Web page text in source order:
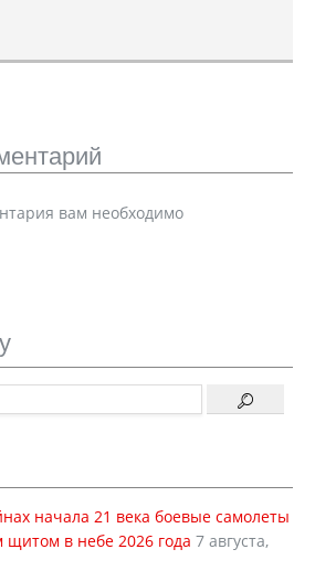
вам необходимо
начала 21 века боевые самолеты
в небе 2026 года 7 августа,